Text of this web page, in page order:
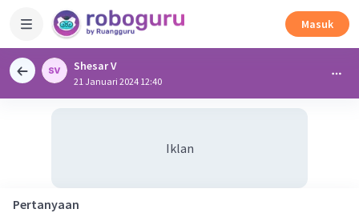
Masuk
Shesar V
21 Januari 2024 12:40
Iklan
Pertanyaan